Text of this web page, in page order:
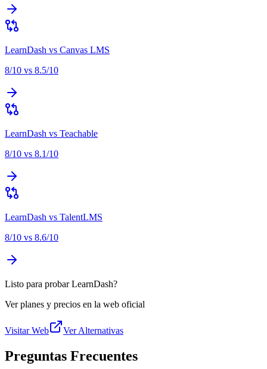
LearnDash vs Canvas LMS
8/10 vs 8.5/10
LearnDash vs Teachable
8/10 vs 8.1/10
LearnDash vs TalentLMS
8/10 vs 8.6/10
Listo para probar LearnDash?
Ver planes y precios en la web oficial
Visitar Web Ver Alternativas
Preguntas Frecuentes